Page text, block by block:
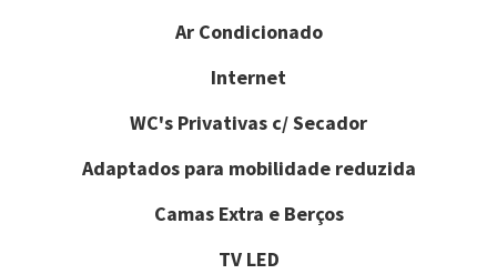
Ar Condicionado
Internet
WC's Privativas c/ Secador
Adaptados para mobilidade reduzida
Camas Extra e Berços
TV LED